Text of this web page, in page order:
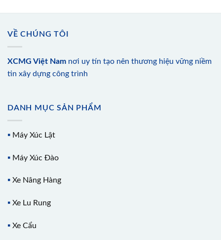
VỀ CHÚNG TÔI
XCMG Việt Nam nơi uy tín tạo nên thương hiệu vững niềm
tin xây dựng công trình
DANH MỤC SẢN PHẨM
▪️ Máy Xúc Lật
▪️ Máy Xúc Đào
▪️ Xe Nâng Hàng
▪️ Xe Lu Rung
▪️ Xe Cẩu